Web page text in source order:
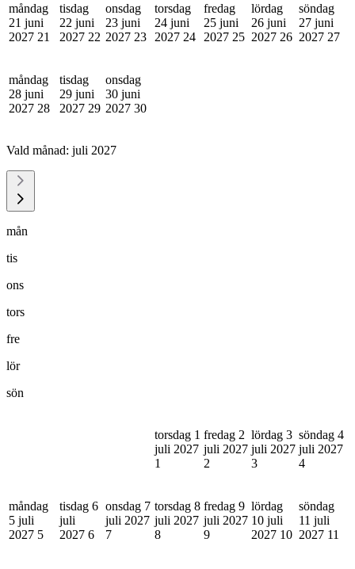
måndag
21 juni
2027 21
tisdag
22 juni
2027 22
onsdag
23 juni
2027 23
torsdag
24 juni
2027 24
fredag
25 juni
2027 25
lördag
26 juni
2027 26
söndag
27 juni
2027 27
måndag
28 juni
2027 28
tisdag
29 juni
2027 29
onsdag
30 juni
2027 30
Vald månad: juli 2027
mån
tis
ons
tors
fre
lör
sön
torsdag 1
juli 2027
1
fredag 2
juli 2027
2
lördag 3
juli 2027
3
söndag 4
juli 2027
4
måndag
5 juli
2027 5
tisdag 6
juli
2027 6
onsdag 7
juli 2027
7
torsdag 8
juli 2027
8
fredag 9
juli 2027
9
lördag
10 juli
2027 10
söndag
11 juli
2027 11